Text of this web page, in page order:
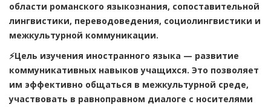
области романского языкознания, сопоставительной
лингвистики, переводоведения, социолингвистики и
межкультурной коммуникации.
⚡Цель изучения иностранного языка — развитие
коммуникативных навыков учащихся. Это позволяет
им эффективно общаться в межкультурной среде,
участвовать в равноправном диалоге с носителями